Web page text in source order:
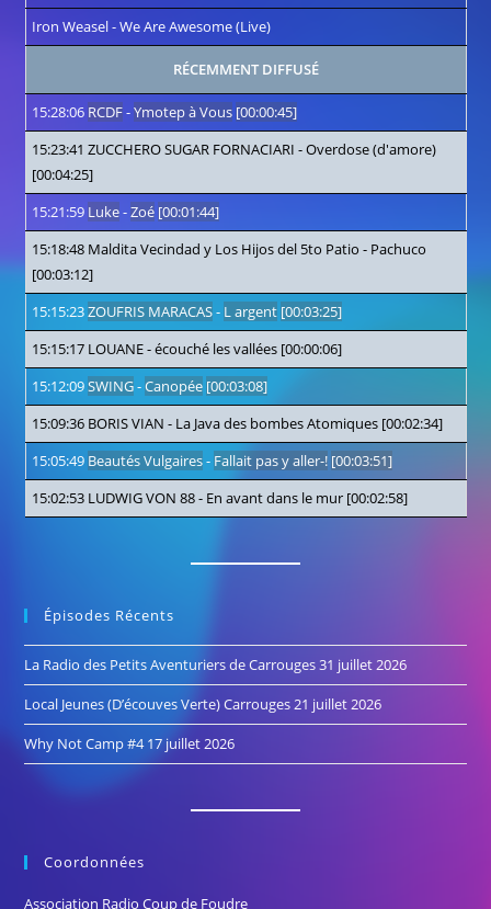
Iron Weasel-We Are Awesome (Live)
RÉCEMMENT DIFFUSÉ
15:28:06 RCDF-Ymotep à Vous [00:00:45]
15:23:41 ZUCCHERO SUGAR FORNACIARI -Overdose (d'amore)
[00:04:25]
15:21:59 Luke-Zoé [00:01:44]
15:18:48 Maldita Vecindad y Los Hijos del 5to Patio - Pachuco
[00:03:12]
15:15:23ZOUFRIS MARACAS- L argent [00:03:25]
15:15:17 LOUANE-écouché les vallées [00:00:06]
15:12:09SWING-Canopée [00:03:08]
15:09:36 BORIS VIAN - La Java des bombes Atomiques [00:02:34]
15:05:49 Beautés Vulgaires- Fallait pas y aller-! [00:03:51]
15:02:53 LUDWIG VON 88- En avant dans le mur [00:02:58]
Épisodes Récents
La Radio des Petits Aventuriers de Carrouges31 juillet 2026
Local Jeunes (D’écouves Verte) Carrouges21 juillet 2026
Why Not Camp #417 juillet 2026
Coordonnées
Association Radio Coup de Foudre